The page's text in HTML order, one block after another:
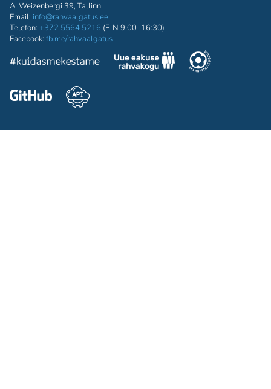
A. Weizenbergi 39, Tallinn
Email: info@rahvaalgatus.ee
Telefon: +372 5564 5216 (E-N 9:00–16:30)
Facebook: fb.me/rahvaalgatus